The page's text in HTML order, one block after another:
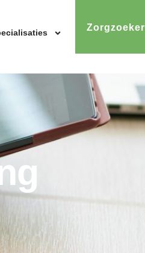
Zorgzoeker